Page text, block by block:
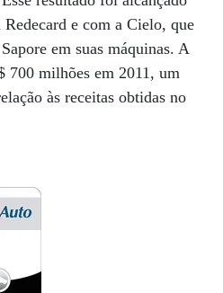
Redecard e com a Cielo, que
em suas máquinas. A
700 milhões em 2011, um
às receitas obtidas no